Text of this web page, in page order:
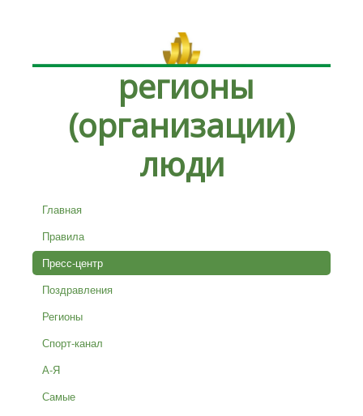
регионы
(организации)
люди
Главная
Правила
Пресс-центр
Поздравления
Регионы
Спорт-канал
А-Я
Самые